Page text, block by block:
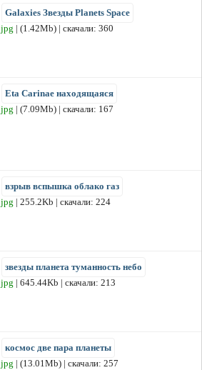
Galaxies Звезды Planets Space
jpg | (1.42Mb) | скачали: 360
Eta Carinae находящаяся
jpg | (7.09Mb) | скачали: 167
взрыв вспышка облако газ
jpg | 255.2Kb | скачали: 224
звезды планета туманность небо
jpg | 645.44Kb | скачали: 213
космос две пара планеты
jpg | (13.01Mb) | скачали: 257